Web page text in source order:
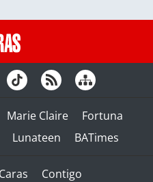
Marie Claire
Fortuna
Lunateen BATimes
Caras
Contigo